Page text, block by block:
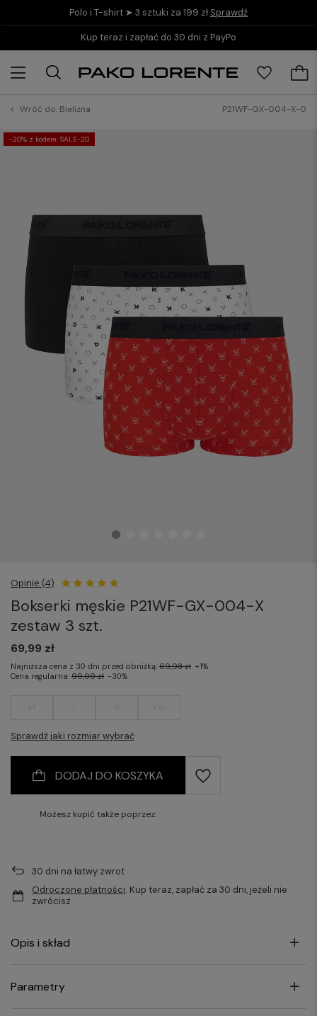
Polo i T-shirt ➤ 3 sztuki za 199 zł Sprawdź
Kup teraz i zapłać do 30 dni z PayPo
Wróć do: Bielizna P21WF-GX-004-X-0
-20% z kodem: SALE-20
Opinie (4)
Bokserki męskie P21WF-GX-004-X
zestaw 3 szt.
Sprawdź jaki rozmiar wybrać
69,99 zł
Najniższa cena z 30 dni przed obniżką: 69,98 zł +1%
Cena regularna: 99,99 zł -30%
DODAJ DO KOSZYKA
Możesz kupić także poprzez:
30 dni na łatwy zwrot
Odroczone płatności. Kup teraz, zapłać za 30 dni, jeżeli nie
zwrócisz
Opis i skład
Parametry